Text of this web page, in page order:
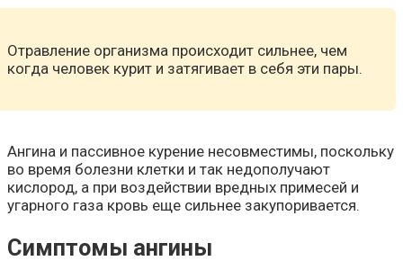
Отравление организма происходит сильнее, чем
когда человек курит и затягивает в себя эти пары.
Ангина и пассивное курение несовместимы, поскольку
во время болезни клетки и так недополучают
кислород, а при воздействии вредных примесей и
угарного газа кровь еще сильнее закупоривается.
Симптомы ангины